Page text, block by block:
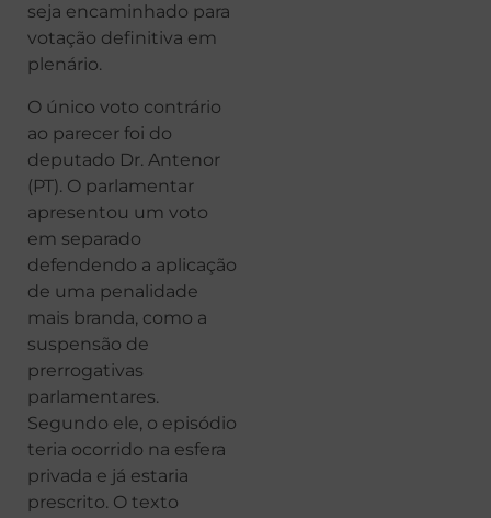
seja encaminhado para
votação definitiva em
plenário.
O único voto contrário
ao parecer foi do
deputado Dr. Antenor
(PT). O parlamentar
apresentou um voto
em separado
defendendo a aplicação
de uma penalidade
mais branda, como a
suspensão de
prerrogativas
parlamentares.
Segundo ele, o episódio
teria ocorrido na esfera
privada e já estaria
prescrito. O texto